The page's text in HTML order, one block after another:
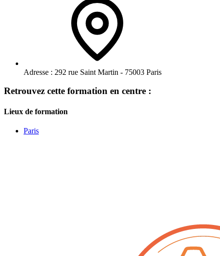
Adresse : 292 rue Saint Martin - 75003 Paris
Retrouvez cette formation en centre :
Lieux de formation
Paris